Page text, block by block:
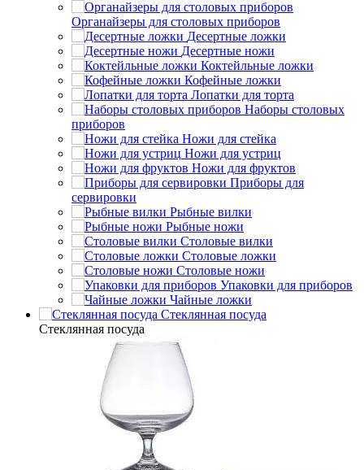
Органайзеры для столовых приборов
Десертные ложки
Десертные ножи
Коктейльные ложки
Кофейные ложки
Лопатки для торта
Наборы столовых
приборов
Ножи для стейка
Ножи для устриц
Ножи для фруктов
Приборы для
сервировки
Рыбные вилки
Рыбные ножи
Столовые вилки
Столовые ложки
Столовые ножи
Упаковки для приборов
Чайные ложки
Стеклянная посуда
Стеклянная посуда